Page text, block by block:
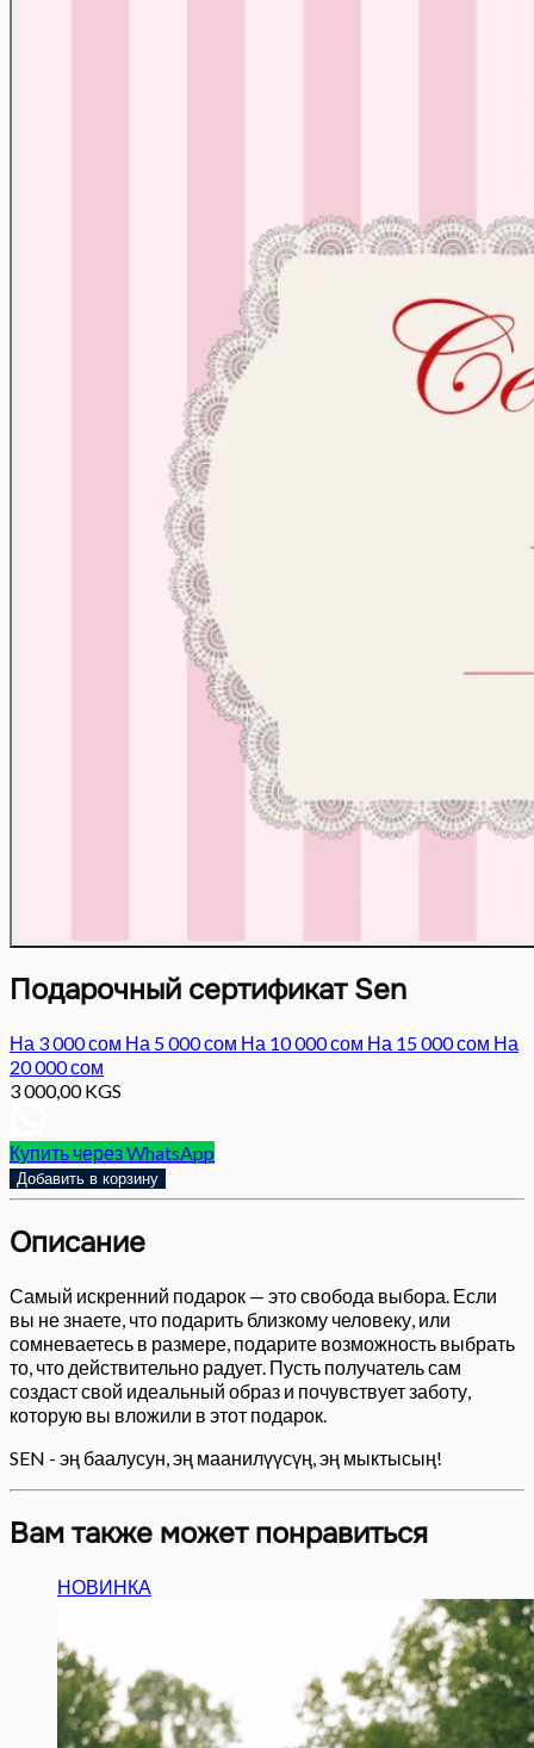
Подарочный сертификат Sen
На 3 000 сом На 5 000 сом На 10 000 сом На 15 000 сом На
20 000 сом
3 000,00 KGS
Купить через WhatsApp
Добавить в корзину
Описание
Самый искренний подарок — это свобода выбора. Если
вы не знаете, что подарить близкому человеку, или
сомневаетесь в размере, подарите возможность выбрать
то, что действительно радует. Пусть получатель сам
создаст свой идеальный образ и почувствует заботу,
которую вы вложили в этот подарок.
SEN - эң баалусун, эң маанилүүсүң, эң мыктысың!
Вам также может понравиться
НОВИНКА